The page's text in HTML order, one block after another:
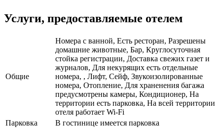
Услуги, предоставляемые отелем
Общие
Номера с ванной, Есть ресторан, Разрешены
домашние животные, Бар, Круглосуточная
стойка регистрации, Доставка свежих газет и
журналов, Для некурящих есть отдельные
номера, , Лифт, Сейф, Звукоизолированные
номера, Отопление, Для храненения багажа
предусмотрены камеры, Кондиционер, На
территории есть парковка, На всей территории
отеля работает Wi-Fi
Парковка
В гостинице имеется парковка